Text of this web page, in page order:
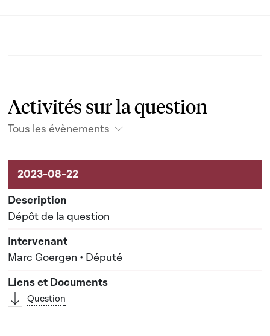
Activités sur la question
Tous les évènements
Activités sur le dossier
Dépôt de la question
Marc Goergen • Député
Question